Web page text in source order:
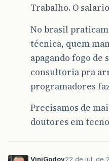
Trabalho. O
No brasil
técnica, quem
apagando fogo de
consultoria pra
programadores
Precisamos de
doutores em
ViniGodoy22 de jul. de